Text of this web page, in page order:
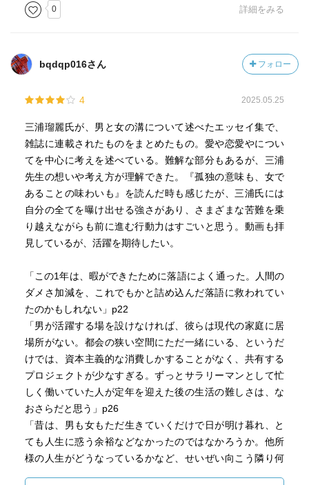
0 詳細をみる
bqdqp016さん フォロー
4 2025.05.25
三浦瑠麗氏が、男と女の溝について述べたエッセイ集で、
雑誌に連載されたものをまとめたもの。愛や恋愛やについ
てを中心に考えを述べている。難解な部分もあるが、三浦
先生の想いや考え方が理解できた。『孤独の意味も、女で
あることの味わいも』を読んだ時も感じたが、三浦氏には
自分の全てを曝け出せる強さがあり、さまざまな苦難を乗
り越えながらも前に進む行動力はすごいと思う。動画も拝
見しているが、活躍を期待したい。
「この1年は、暇ができたために落語によく通った。人間の
ダメさ加減を、これでもかと詰め込んだ落語に救われてい
たのかもしれない」p22
「男が活躍する場を設けなければ、彼らは現代の家庭に居
場所がない。都会の狭い空間にただ一緒にいる、というだ
けでは、資本主義的な消費しかすることがなく、共有する
プロジェクトが少なすぎる。ずっとサラリーマンとして忙
しく働いていた人が定年を迎えた後の生活の難しさは、な
おさらだと思う」p26
「昔は、男も女もただ生きていくだけで日が明け暮れ、と
ても人生に惑う余裕などなかったのではなかろうか。他所
様の人生がどうなっているかなど、せいぜい向こう隣り何